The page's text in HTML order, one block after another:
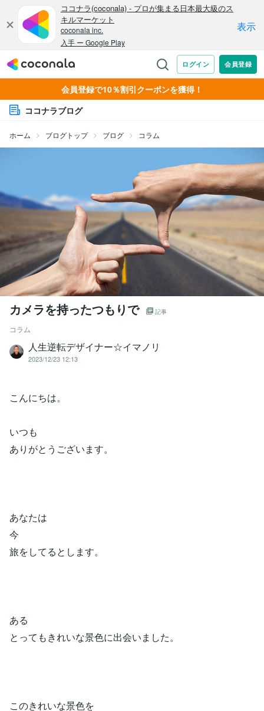
会員登録で10％割引クーポンを獲得！
ココナラブログ
ホーム ブログトップ ブログ コラム
カメラを持ったつもりで 記事
コラム
人生逆転デザイナー☆イマノリ
2023/12/23 12:13
こんにちは。
いつも
ありがとうございます。
あなたは
今
旅をしてるとします。
ある
とってもきれいな景色に出会いました。
このきれいな景色を